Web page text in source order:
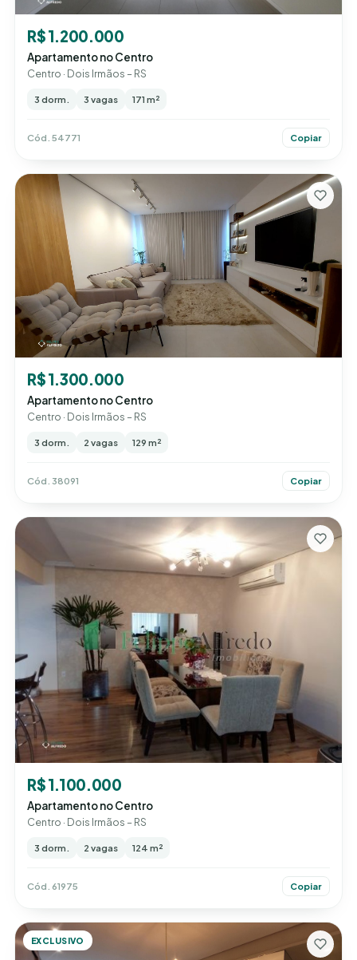
R$ 1.200.000
Apartamento no Centro
Centro · Dois Irmãos – RS
3 dorm. 3 vagas 171 m²
Cód. 54771 Copiar
R$ 1.300.000
Apartamento no Centro
Centro · Dois Irmãos – RS
3 dorm. 2 vagas 129 m²
Cód. 38091 Copiar
R$ 1.100.000
Apartamento no Centro
Centro · Dois Irmãos – RS
3 dorm. 2 vagas 124 m²
Cód. 61975 Copiar
EXCLUSIVO